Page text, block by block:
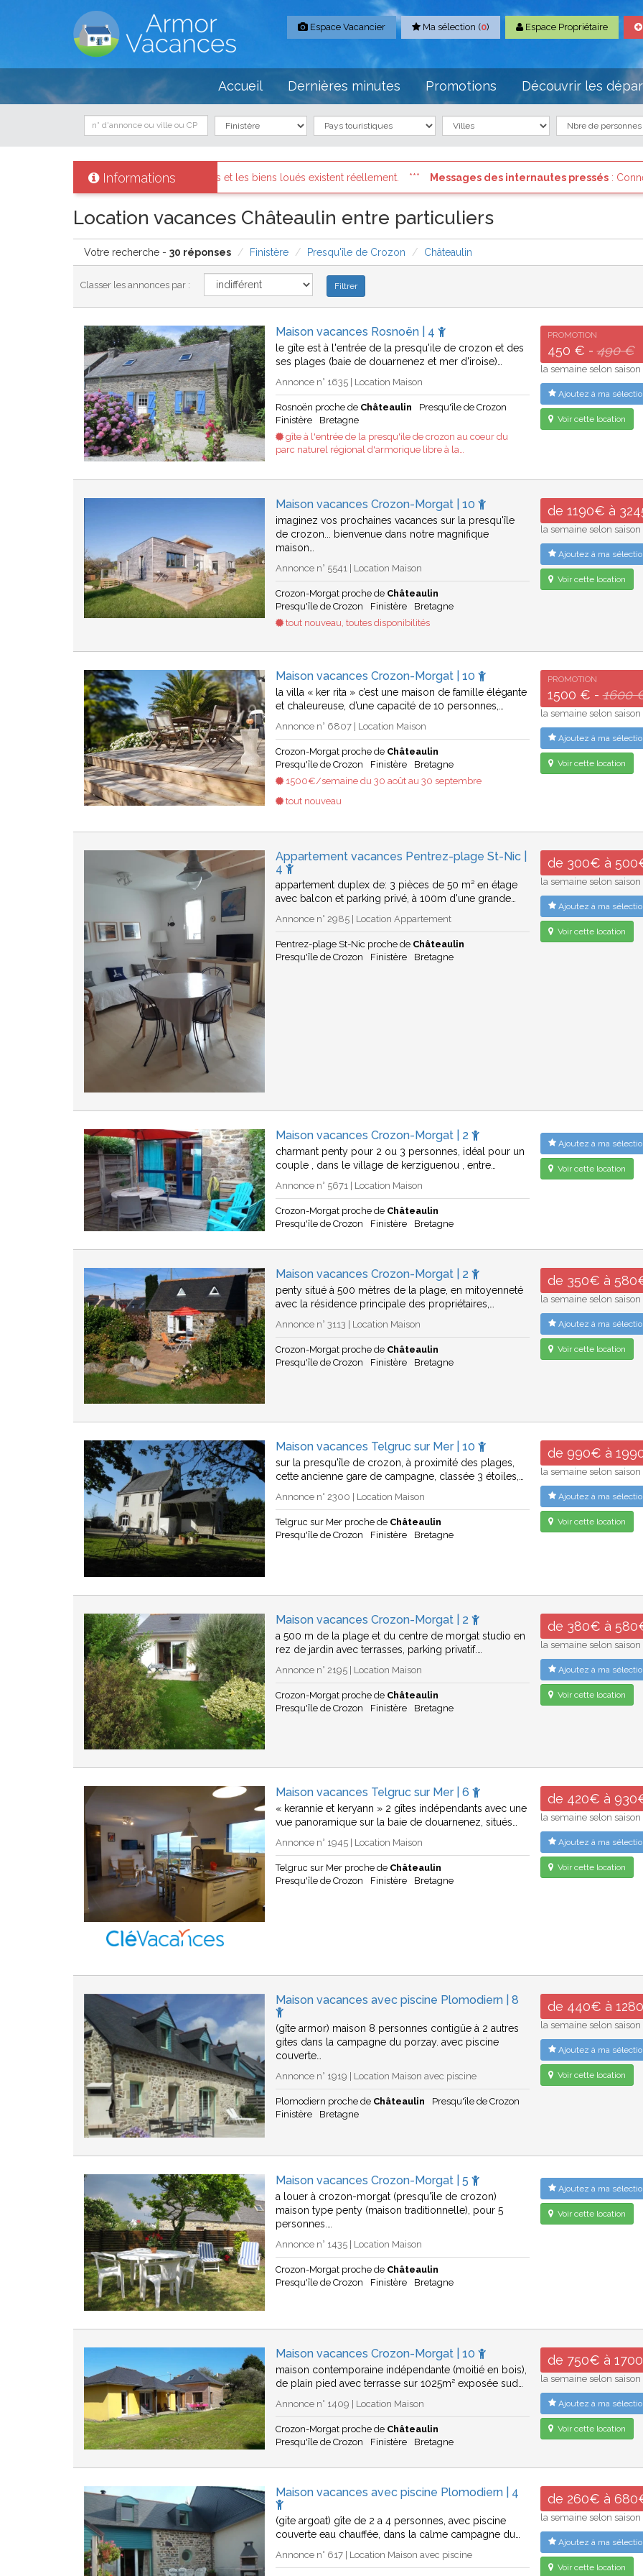
Espace Vacancier Ma sélection (0) Espace Propriétaire
Accueil Dernières minutes Promotions Découvrir les
Informations
et les biens loués existent réellement. Messages des internautes pressés: Connectez vous à votre compte et
Location vacances Châteaulin entre particuliers
Votre recherche - 30 réponses Finistère Presqu'île de Crozon Châteaulin
Classer les annonces par :
Maison vacances Rosnoën | 4
le gîte est à l'entrée de la presqu'ile de crozon et des
ses plages (baie de douarnenez et mer d'iroise)…
Annonce n° 1635 | Location Maison
Rosnoën proche de Châteaulin
Presqu'île de Crozon
Finistère
Bretagne
gîte à l'entrée de la presqu'ile de crozon au coeur du
parc naturel régional d'armorique libre à la…
PROMOTION
450 € -490 €
la semaine selon saison
Ajoutez à ma
Voir cette location
Maison vacances Crozon-Morgat | 10
imaginez vos prochaines vacances sur la presqu'île
de crozon... bienvenue dans notre magnifique
maison…
Annonce n° 5541 | Location Maison
Crozon-Morgat proche de Châteaulin
Presqu'île de Crozon
Finistère
Bretagne
tout nouveau, toutes disponibilités
de 1190€ à
la semaine selon saison
Ajoutez à ma
Voir cette location
Maison vacances Crozon-Morgat | 10
la villa « ker rita » c’est une maison de famille élégante
et chaleureuse, d’une capacité de 10 personnes,…
Annonce n° 6807 | Location Maison
Crozon-Morgat proche de Châteaulin
Presqu'île de Crozon
Finistère
Bretagne
1500€/semaine du 30 août au 30 septembre
tout nouveau
PROMOTION
1500 € -1600
la semaine selon saison
Ajoutez à ma
Voir cette location
Appartement vacances Pentrez-plage St-Nic |
4
appartement duplex de: 3 pièces de 50 m² en étage
avec balcon et parking privé, à 100m d'une grande…
Annonce n° 2985 | Location Appartement
Pentrez-plage St-Nic proche de Châteaulin
Presqu'île de Crozon
Finistère Bretagne
de 300€ à
la semaine selon saison
Ajoutez à ma
Voir cette location
Maison vacances Crozon-Morgat | 2
charmant penty pour 2 ou 3 personnes, idéal pour un
couple , dans le village de kerziguenou , entre…
Annonce n° 5671 | Location Maison
Crozon-Morgat proche de Châteaulin
Presqu'île de Crozon
Finistère Bretagne
Ajoutez à ma
Voir cette location
Maison vacances Crozon-Morgat | 2
penty situé à 500 mètres de la plage, en mitoyenneté
avec la résidence principale des propriétaires,…
Annonce n° 3113 | Location Maison
Crozon-Morgat proche de Châteaulin
Presqu'île de Crozon
Finistère Bretagne
de 350€ à
la semaine selon saison
Ajoutez à ma
Voir cette location
Maison vacances Telgruc sur Mer | 10
sur la presqu'île de crozon, à proximité des plages,
cette ancienne gare de campagne, classée 3 étoiles,…
Annonce n° 2300 | Location Maison
Telgruc sur Mer proche de Châteaulin
Presqu'île de Crozon
Finistère Bretagne
de 990€ à
la semaine selon saison
Ajoutez à ma
Voir cette location
Maison vacances Crozon-Morgat | 2
a 500 m de la plage et du centre de morgat studio en
rez de jardin avec terrasses, parking privatif.…
Annonce n° 2195 | Location Maison
Crozon-Morgat proche de Châteaulin
Presqu'île de Crozon
Finistère Bretagne
de 380€ à
la semaine selon saison
Ajoutez à ma
Voir cette location
Maison vacances Telgruc sur Mer | 6
« kerannie et keryann » 2 gîtes indépendants avec une
vue panoramique sur la baie de douarnenez, situés…
Annonce n° 1945 | Location Maison
Telgruc sur Mer proche de Châteaulin
Presqu'île de Crozon
Finistère Bretagne
de 420€ à
la semaine selon saison
Ajoutez à ma
Voir cette location
Maison vacances avec piscine Plomodiern | 8
(gîte armor) maison 8 personnes contigüe à 2 autres
gites dans la campagne du porzay. avec piscine
couverte…
Annonce n° 1919 | Location Maison avec piscine
Plomodiern proche de Châteaulin
Presqu'île de Crozon
Finistère
Bretagne
de 440€ à
la semaine selon saison
Ajoutez à ma
Voir cette location
Maison vacances Crozon-Morgat | 5
a louer à crozon-morgat (presqu'île de crozon)
maison type penty (maison traditionnelle), pour 5
personnes.…
Annonce n° 1435 | Location Maison
Crozon-Morgat proche de Châteaulin
Presqu'île de Crozon
Finistère Bretagne
Ajoutez à ma
Voir cette location
Maison vacances Crozon-Morgat | 10
maison contemporaine indépendante (moitié en bois),
de plain pied avec terrasse sur 1025m² exposée sud…
Annonce n° 1409 | Location Maison
Crozon-Morgat proche de Châteaulin
Presqu'île de Crozon
Finistère Bretagne
de 750€ à
la semaine selon saison
Ajoutez à ma
Voir cette location
Maison vacances avec piscine Plomodiern | 4
(gite argoat) gîte de 2 a 4 personnes, avec piscine
couverte eau chauffée, dans la calme campagne du…
Annonce n° 617 | Location Maison avec piscine
de 260€ à
la semaine selon saison
Ajoutez à ma
Voir cette location